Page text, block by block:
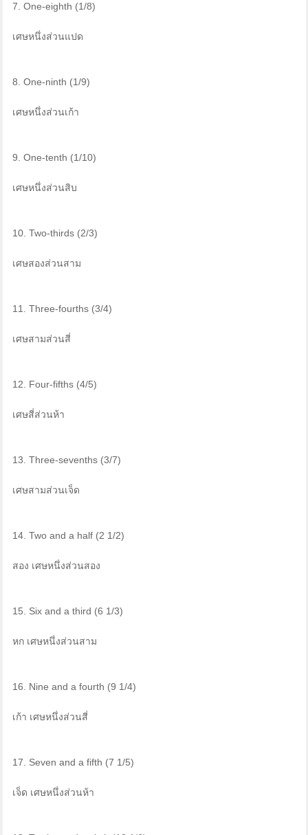
7. One-eighth (1/8)
เศษหนึ่งส่วนแปด
8. One-ninth (1/9)
เศษหนึ่งส่วนเก้า
9. One-tenth (1/10)
เศษหนึ่งส่วนสิบ
10. Two-thirds (2/3)
เศษสองส่วนสาม
11. Three-fourths (3/4)
เศษสามส่วนสี่
12. Four-fifths (4/5)
เศษสี่ส่วนห้า
13. Three-sevenths (3/7)
เศษสามส่วนเจ็ด
14. Two and a half (2 1/2)
สอง เศษหนึ่งส่วนสอง
15. Six and a third (6 1/3)
หก เศษหนึ่งส่วนสาม
16. Nine and a fourth (9 1/4)
เก้า เศษหนึ่งส่วนสี่
17. Seven and a fifth (7 1/5)
เจ็ด เศษหนึ่งส่วนห้า